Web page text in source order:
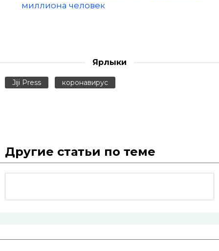
миллиона человек
Ярлыки
Jiji Press коронавирус
Другие статьи по теме